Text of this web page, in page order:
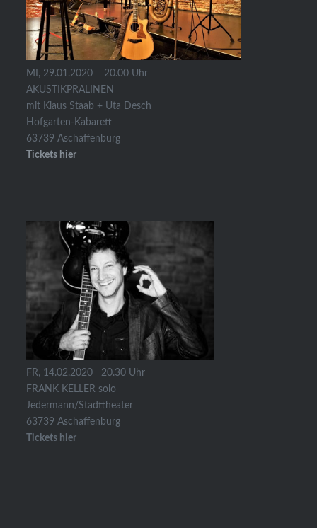
MI, 29.01.2020 20.00 Uhr
AKUSTIKPRALINEN
mit Klaus Staab + Uta Desch
Hofgarten-Kabarett
63739 Aschaffenburg
Tickets hier
FR, 14.02.2020 20.30 Uhr
FRANK KELLER solo
Jedermann/Stadttheater
63739 Aschaffenburg
Tickets hier